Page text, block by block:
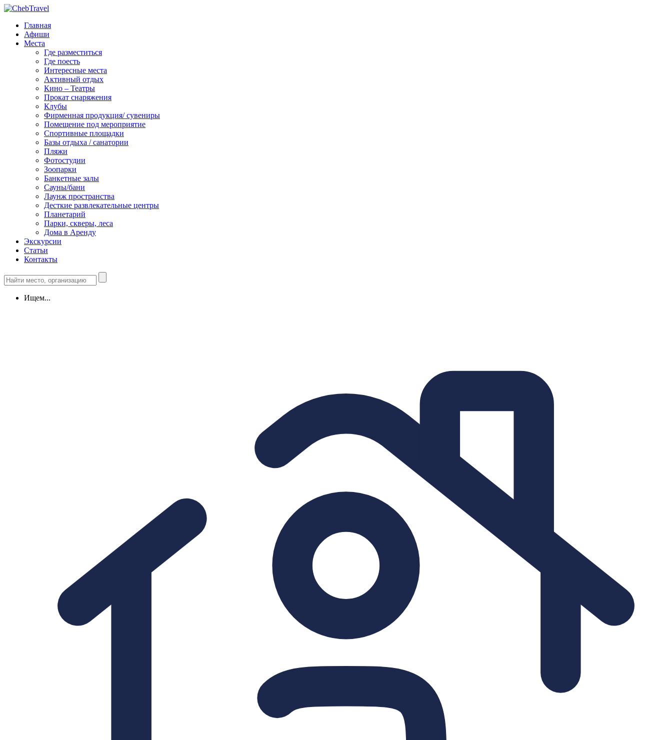
Главная
Афиши
Места
Где разместиться
Где поесть
Интересные места
Активный отдых
Кино – Театры
Прокат снаряжения
Клубы
Фирменная продукция/ сувениры
Помещение под мероприятие
Спортивные площадки
Базы отдыха / санатории
Пляжи
Фотостудии
Зоопарки
Банкетные залы
Сауны/бани
Лаунж пространства
Десткие развлекательные центры
Планетарий
Парки, скверы, леса
Дома в Аренду
Экскурсии
Статьи
Контакты
Ищем...